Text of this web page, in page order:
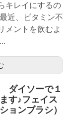
キレイにするの
近、ビタミン不
メントを飲むよ
ダイソーで１
す♪フェイス
ョンブラシ）